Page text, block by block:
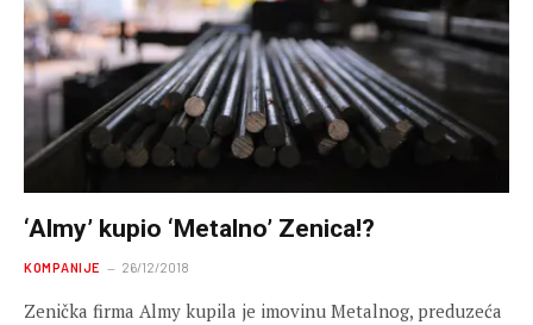
‘Almy’ kupio ‘Metalno’ Zenica!?
KOMPANIJE 26/12/2018
Zenička firma Almy kupila je imovinu Metalnog, preduzeća